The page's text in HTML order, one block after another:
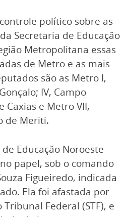
político sobre as
Secretaria de Educação
Metropolitana essas
de Metro e as mais
são as Metro I,
IV, Campo
Caxias e Metro VII,
de Meriti.
Educação Noroeste
papel, sob o comando
Figueiredo, indicada
Ela foi afastada por
Federal (STF), e